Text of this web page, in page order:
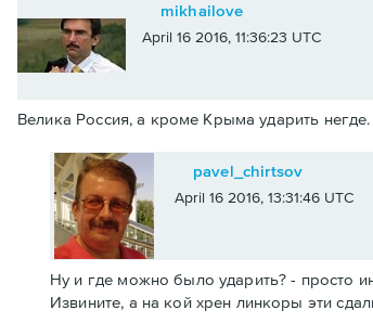
mikhailove
April 16 2016, 11:36:23 UTC
Велика Россия, а кроме Крыма ударить
pavel_chirtsov
April 16 2016, 13:31:46 UTC
Ну и где можно было ударить? - просто
Извините, а на кой хрен линкоры эти